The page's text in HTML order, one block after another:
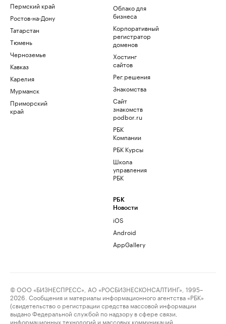
Пермский край
Ростов-на-Дону
Татарстан
Тюмень
Черноземье
Кавказ
Карелия
Мурманск
Приморский
край
Облако для
бизнеса
Корпоративный
регистратор
доменов
Хостинг
сайтов
Рег.решения
Знакомства
Сайт
знакомств
podbor.ru
РБК
Компании
РБК Курсы
Школа
управления
РБК
РБК
Новости
iOS
Android
AppGallery
© ООО «БИЗНЕСПРЕСС», АО «РОСБИЗНЕСКОНСАЛТИНГ», 1995–
2026. Сообщения и материалы информационного агентства «РБК»
(свидетельство о регистрации средства массовой информации
выдано Федеральной службой по надзору в сфере связи,
информационных технологий и массовых коммуникаций